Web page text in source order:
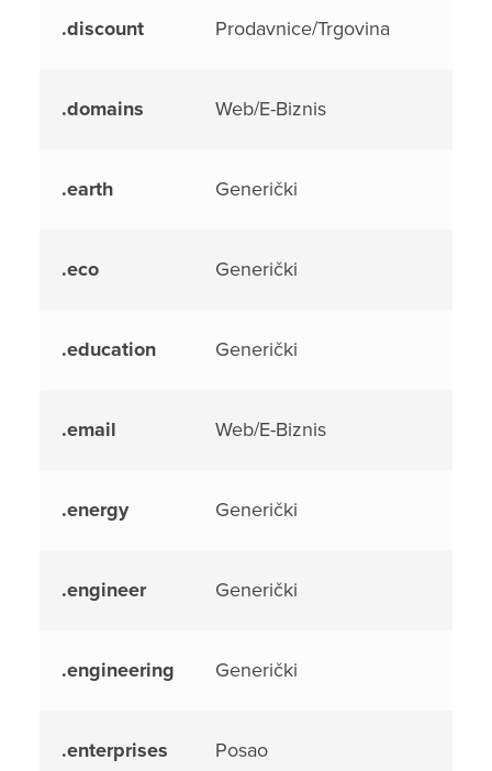
.discount Prodavnice/Trgovina
.domains Web/E-Biznis
.earth Generički
.eco Generički
.education Generički
.email Web/E-Biznis
.energy Generički
.engineer Generički
.engineering Generički
.enterprises Posao